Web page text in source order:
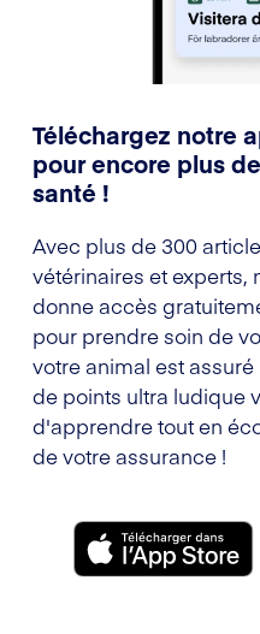
Téléchargez notre
pour encore plus
santé !
Avec plus de 300
vétérinaires et experts,
donne accès
pour prendre soin de
votre animal est
de points ultra ludique
d'apprendre tout en
de votre assurance !